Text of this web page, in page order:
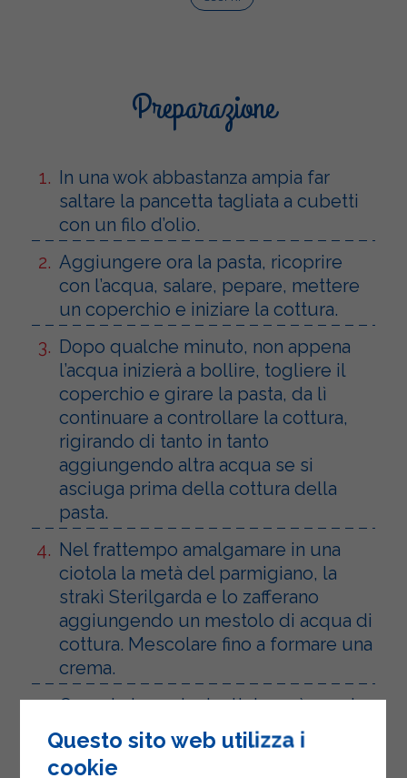
Preparazione
In una wok abbastanza ampia far
saltare la pancetta tagliata a cubetti
con un filo d’olio.
Aggiungere ora la pasta, ricoprire
con l’acqua, salare, pepare, mettere
un coperchio e iniziare la cottura.
Dopo qualche minuto, non appena
l’acqua inizierà a bollire, togliere il
coperchio e girare la pasta, da lì
continuare a controllare la cottura,
rigirando di tanto in tanto
aggiungendo altra acqua se si
asciuga prima della cottura della
pasta.
Nel frattempo amalgamare in una
ciotola la metà del parmigiano, la
strakì Sterilgarda e lo zafferano
aggiungendo un mestolo di acqua di
cottura. Mescolare fino a formare una
crema.
Quando la pasta risottata sarà pronta,
aggiungere la crema di strakì
Sterilgarda e zafferano e il restante
Questo sito web utilizza i
cookie